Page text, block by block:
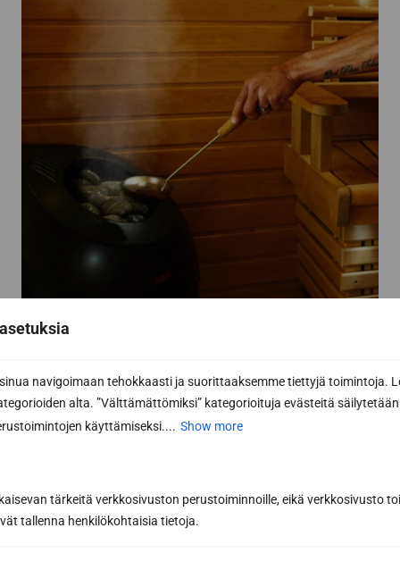
navigoimaan tehokkaasti ja suorittaaksemme tiettyjä toimintoja.
alta. ”Välttämättömiksi” kategorioituja evästeitä säilytetään
käyttämiseksi.... Show more
tärkeitä verkkosivuston perustoiminnoille, eikä verkkosivusto
tallenna henkilökohtaisia tietoja.
Subscribe to the newsletter
professional
Inspiring sauna news and benefits from our